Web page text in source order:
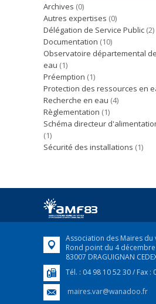
Archives (0)
Autres expertises (0)
Délégation de Service Public (2)
Documentation (10)
Observatoire départemental
eau (1)
Préemption (1)
Protection des ressources en
Recherche en eau (4)
Règlementation (1)
Schéma directeur
(1)
Sécurité des installations (1)
Association des Maires du
Rond point du 4 décembre
83007 DRAGUIGNAN
Tél. : 04 98 10 52 30 / Fax :
maires.var@wanadoo.fr